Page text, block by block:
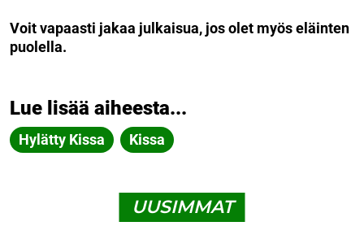
Voit vapaasti jakaa julkaisua, jos olet myös eläinten
puolella.
Lue lisää aiheesta...
Hylätty Kissa Kissa
UUSIMMAT